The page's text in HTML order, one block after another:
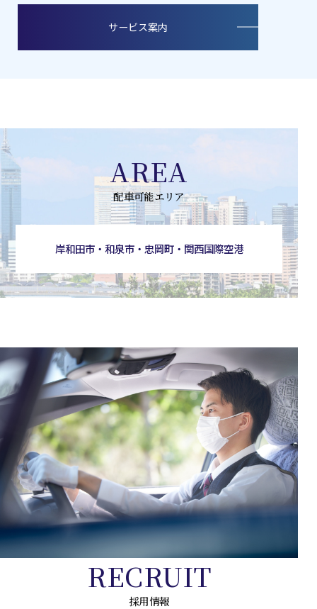
サービス案内
AREA
配車可能エリア
岸和田市・和泉市・忠岡町・関西国際空港
RECRUIT
採用情報